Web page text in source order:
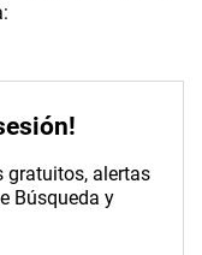
gratuitos, alertas
Búsqueda y